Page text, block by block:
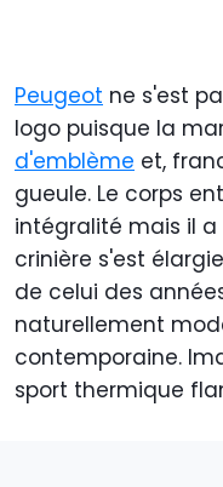
Peugeot ne s'est
logo puisque la
d'emblème et,
gueule. Le corps
intégralité mais il
crinière s'est
de celui des
naturellement
contemporaine.
sport thermique